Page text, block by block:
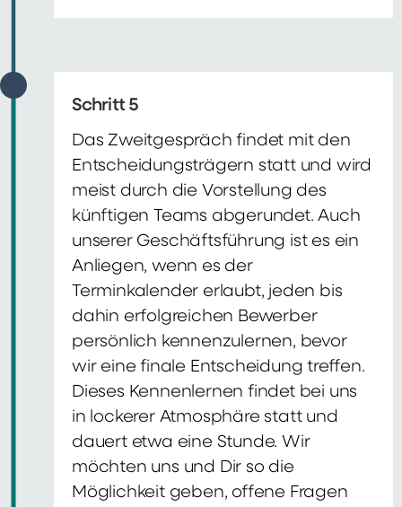
Schritt 5
Das Zweitgespräch findet mit den
Entscheidungsträgern statt und wird
meist durch die Vorstellung des
künftigen Teams abgerundet. Auch
unserer Geschäftsführung ist es ein
Anliegen, wenn es der
Terminkalender erlaubt, jeden bis
dahin erfolgreichen Bewerber
persönlich kennenzulernen, bevor
wir eine finale Entscheidung treffen.
Dieses Kennenlernen findet bei uns
in lockerer Atmosphäre statt und
dauert etwa eine Stunde. Wir
möchten uns und Dir so die
Möglichkeit geben, offene Fragen